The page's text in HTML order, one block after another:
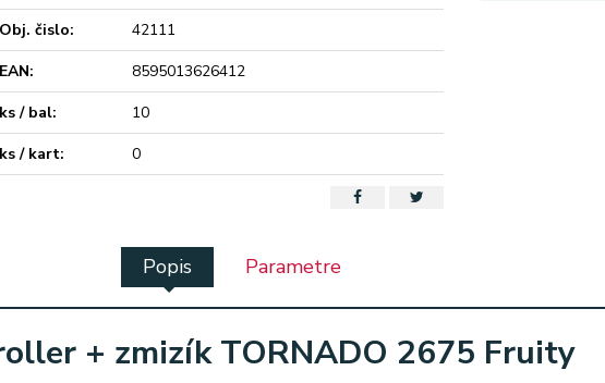
Obj. čislo:
42111
EAN:
8595013626412
ks / bal:
10
ks / kart:
0
Popis Parametre
+ zmizík TORNADO 2675 Fruity